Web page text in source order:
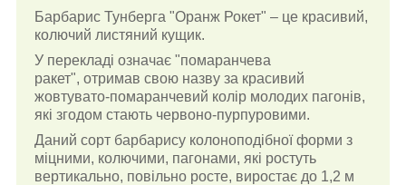
Барбарис Тунберга "Оранж Рокет" – це красивий,
колючий листяний кущик.
У перекладі означає "помаранчева
ракет", отримав свою назву за красивий
жовтувато-помаранчевий колір молодих пагонів,
які згодом стають червоно-пурпуровими.
Даний сорт барбарису колоноподібної форми з
міцними, колючими, пагонами, які ростуть
вертикально, повільно росте, виростає до 1,2 м